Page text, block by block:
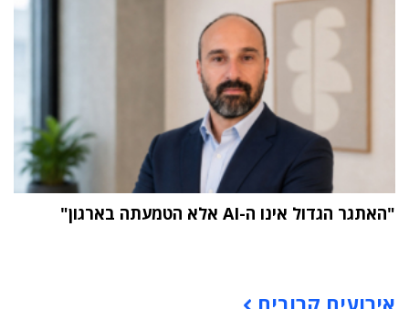
"האתגר הגדול אינו ה-AI אלא הטמעתה בארגון"
אירועים קרובים